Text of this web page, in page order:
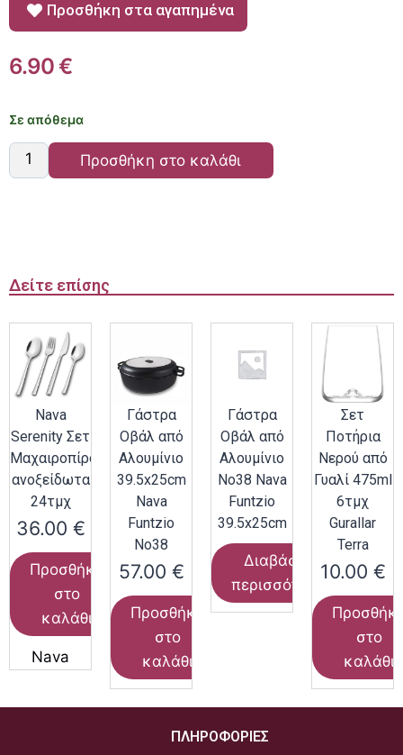
Προσθήκη στα αγαπημένα
6.90€
Σε απόθεμα
Προσθήκη στο καλάθι
Δείτε επίσης
Nava
Serenity Σετ
Μαχαιροπίρουνα
ανοξείδωτα
24τμχ
36.00 €
Προσθήκη
στο
καλάθι
Nava
Γάστρα
Οβάλ από
Αλουμίνιο
39.5x25cm
Nava
Funtzio
Νο38
57.00 €
Προσθήκη
στο
καλάθι
Γάστρα
Οβάλ από
Αλουμίνιο
Νο38 Nava
Funtzio
39.5x25cm
Διαβάστε
περισσότερα
Σετ
Ποτήρια
Νερού από
Γυαλί 475ml
6τμχ
Gurallar
Terra
10.00 €
στο
καλάθι
ΠΛΗΡΟΦΟΡΙΕΣ